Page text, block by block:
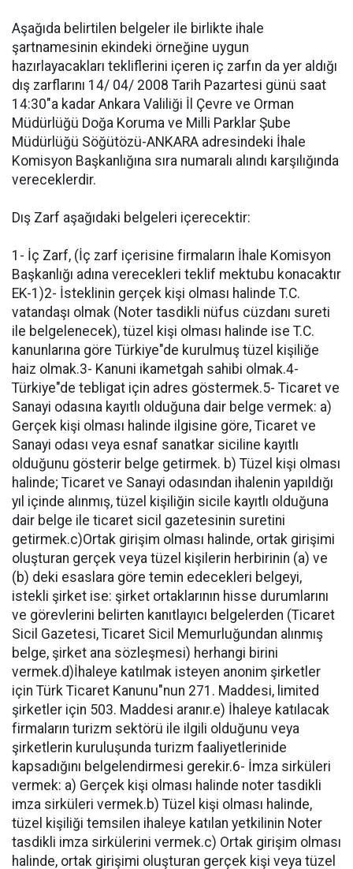
Aşağıda belirtilen belgeler ile birlikte ihale
şartnamesinin ekindeki örneğine uygun
hazırlayacakları tekliflerini içeren iç zarfın da yer aldığı
dış zarflarını 14/ 04/ 2008 Tarih Pazartesi günü saat
14:30"a kadar Ankara Valiliği İl Çevre ve Orman
Müdürlüğü Doğa Koruma ve Milli Parklar Şube
Müdürlüğü Söğütözü-ANKARA adresindeki İhale
Komisyon Başkanlığına sıra numaralı alındı karşılığında
vereceklerdir.
Dış Zarf aşağıdaki belgeleri içerecektir:
1- İç Zarf, (İç zarf içerisine firmaların İhale Komisyon
Başkanlığı adına verecekleri teklif mektubu konacaktır
EK-1)2- İsteklinin gerçek kişi olması halinde T.C.
vatandaşı olmak (Noter tasdikli nüfus cüzdanı sureti
ile belgelenecek), tüzel kişi olması halinde ise T.C.
kanunlarına göre Türkiye"de kurulmuş tüzel kişiliğe
haiz olmak.3- Kanuni ikametgah sahibi olmak.4-
Türkiye"de tebligat için adres göstermek.5- Ticaret ve
Sanayi odasına kayıtlı olduğuna dair belge vermek: a)
Gerçek kişi olması halinde ilgisine göre, Ticaret ve
Sanayi odası veya esnaf sanatkar siciline kayıtlı
olduğunu gösterir belge getirmek. b) Tüzel kişi olması
halinde; Ticaret ve Sanayi odasından ihalenin yapıldığı
yıl içinde alınmış, tüzel kişiliğin sicile kayıtlı olduğuna
dair belge ile ticaret sicil gazetesinin suretini
getirmek.c)Ortak girişim olması halinde, ortak girişimi
oluşturan gerçek veya tüzel kişilerin herbirinin (a) ve
(b) deki esaslara göre temin edecekleri belgeyi,
istekli şirket ise: şirket ortaklarının hisse durumlarını
ve görevlerini belirten kanıtlayıcı belgelerden (Ticaret
Sicil Gazetesi, Ticaret Sicil Memurluğundan alınmış
belge, şirket ana sözleşmesi) herhangi birini
vermek.d)İhaleye katılmak isteyen anonim şirketler
için Türk Ticaret Kanunu"nun 271. Maddesi, limited
şirketler için 503. Maddesi aranır.e) İhaleye katılacak
firmaların turizm sektörü ile ilgili olduğunu veya
şirketlerin kuruluşunda turizm faaliyetlerinide
kapsadığını belgelendirmesi gerekir.6- İmza sirküleri
vermek: a) Gerçek kişi olması halinde noter tasdikli
imza sirküleri vermek.b) Tüzel kişi olması halinde,
tüzel kişiliği temsilen ihaleye katılan yetkilinin Noter
tasdikli imza sirkülerini vermek.c) Ortak girişim olması
halinde, ortak girişimi oluşturan gerçek kişi veya tüzel